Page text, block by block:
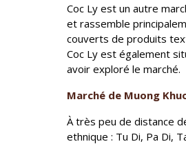
Coc Ly est un autre
et rassemble
couverts de produits
Coc Ly est également
avoir exploré le marché.
Marché de Muong
À très peu de distance
ethnique : Tu Di, Pa Di,